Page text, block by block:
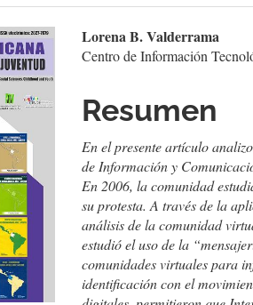
Contenido
del
artículo
Lorena B. Valderrama
Centro de Información
Resumen
En el presente artículo
de Información y
En 2006, la comunidad
su protesta. A través de la
análisis de la comunidad
estudió el uso de la
comunidades virtuales para
identificación con el